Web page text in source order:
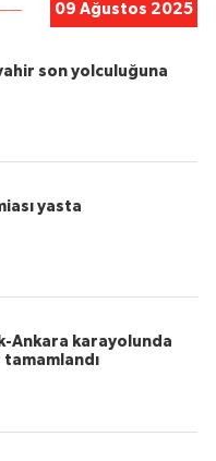
09 Ağustos 2025
son yolculuğuna
yasta
Ankara karayolunda
tamamlandı